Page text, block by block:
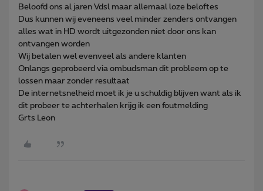
Beloofd ons al jaren Vdsl maar allemaal loze beloftes
Dus kunnen wij eveneens veel minder zenders ontvangen
alles wat in HD wordt uitgezonden niet door ons kan
ontvangen worden
Wij betalen wel evenveel als andere klanten
Onlangs geprobeerd via ombudsman dit probleem op te
lossen maar zonder resultaat
De internetsnelheid moet ik je u schuldig blijven want als ik
dit probeer te achterhalen krijg ik een foutmelding
Grts Leon